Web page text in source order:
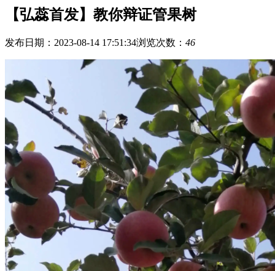
【弘蕊首发】教你辩证管果树
发布日期：2023-08-14 17:51:34浏览次数： 46